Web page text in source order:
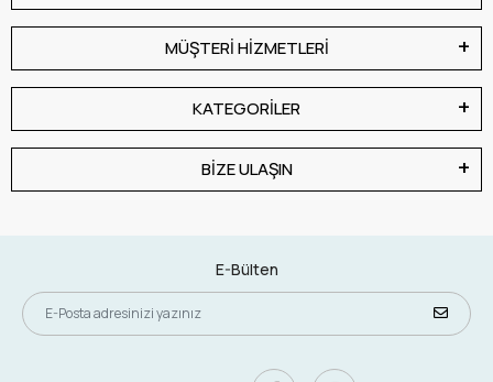
MÜŞTERİ HİZMETLERİ
KATEGORİLER
BİZE ULAŞIN
E-Bülten